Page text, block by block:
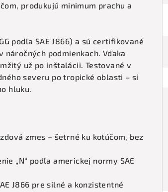
produkujú minimum prachu a
podľa SAE J866) a sú certifikované
náročných podmienkach. Vďaka
už po inštalácii. Testované v
severu po tropické oblasti – si
hluku.
zmes – šetrné ku kotúčom, bez
„N“ podľa americkej normy SAE
J866 pre silné a konzistentné